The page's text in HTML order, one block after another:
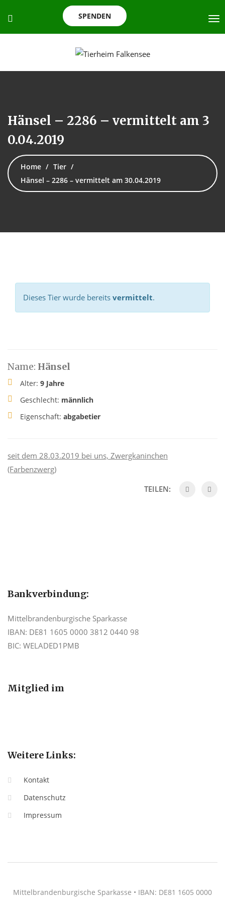
SPENDEN
Hänsel – 2286 – vermittelt am 3
0.04.2019
Home
Tier
Hänsel – 2286 – vermittelt am 30.04.2019
Dieses Tier wurde bereits vermittelt.
Name: Hänsel
Alter: 9 Jahre
Geschlecht: männlich
Eigenschaft: abgabetier
seit dem 28.03.2019 bei uns, Zwergkaninchen
(Farbenzwerg)
TEILEN:
Bankverbindung:
Mittelbrandenburgische Sparkasse
IBAN: DE81 1605 0000 3812 0440 98
BIC: WELADED1PMB
Mitglied im
Weitere Links:
Kontakt
Datenschutz
Impressum
Mittelbrandenburgische Sparkasse • IBAN: DE81 1605 0000